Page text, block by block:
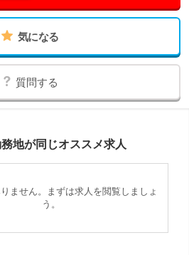
気になる
質問する
地が同じオススメ求人
ません。まずは求人を閲覧しましょ
う。